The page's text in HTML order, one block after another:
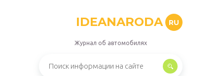
IDEANARODA RU
Журнал об автомобилях